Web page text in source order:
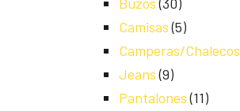
Camisas (5)
Camperas/Chalecos
Jeans (9)
Pantalones (11)